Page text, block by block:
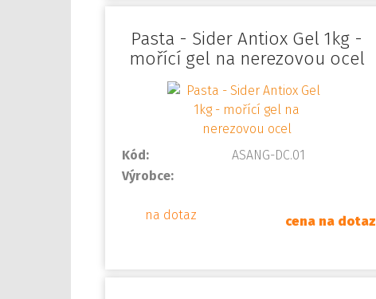
Pasta - Sider Antiox Gel 1kg -
mořící gel na nerezovou ocel
Kód:
ASANG-DC.01
Výrobce:
na dotaz cena na dotaz